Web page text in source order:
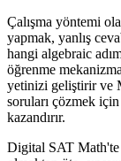
Çalışma yöntemi
yapmak, yanlış
hangi algebraic
öğrenme
yetinizi geliştirir ve
soruları çözmek
kazandırır.
Digital SAT Math'te